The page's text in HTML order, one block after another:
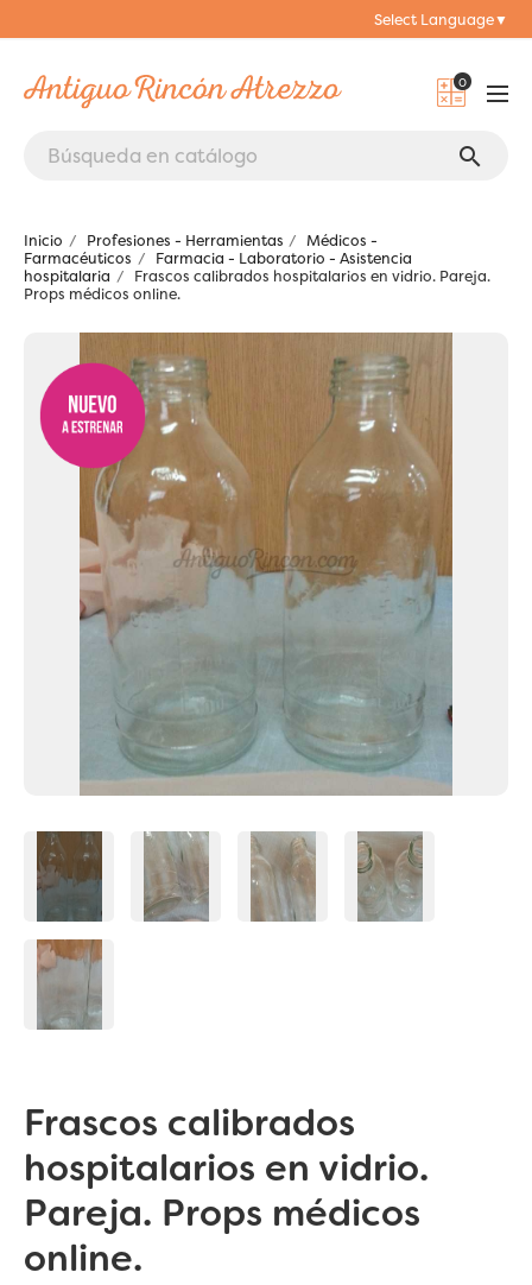
Select Language▼
0
search
Inicio Profesiones - Herramientas
Médicos -
Farmacéuticos
Farmacia - Laboratorio - Asistencia
hospitalaria
Frascos calibrados hospitalarios en vidrio. Pareja.
Props médicos online.
Frascos calibrados
hospitalarios en vidrio.
Pareja. Props médicos
online.